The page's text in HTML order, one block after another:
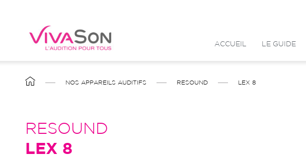
contenu
ACCUEIL LE GUIDE
FIL
NOS APPAREILS AUDITIFS RESOUND LEX 8
RESOUND
LEX 8